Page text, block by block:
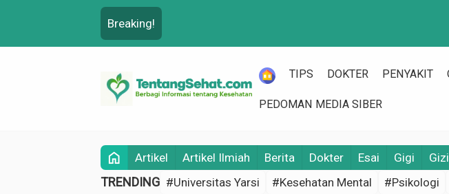
Breaking!
HOME
TIPS DOKTER PENYAKIT
PEDOMAN MEDIA SIBER
home Artikel Artikel Ilmiah Berita Dokter Esai Gigi Gizi
TRENDING #Universitas Yarsi #Kesehatan Mental #Psikologi